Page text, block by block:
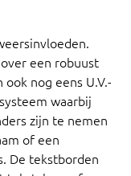
een robuust
nog eens U.V.-
waarbij
zijn te nemen
of een
De tekstborden